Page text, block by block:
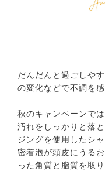
だんだんと過ごしや
の変化などで不調を
秋のキャンペーンで
汚れをしっかりと落
ジングを使用したシ
密着泡が頭皮にうる
った角質と脂質を取